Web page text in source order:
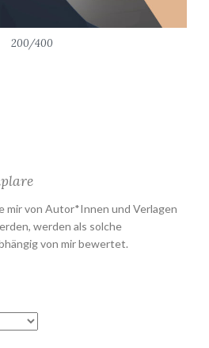
200/400
mir von Autor*Innen und Verlagen
werden als solche
von mir bewertet.